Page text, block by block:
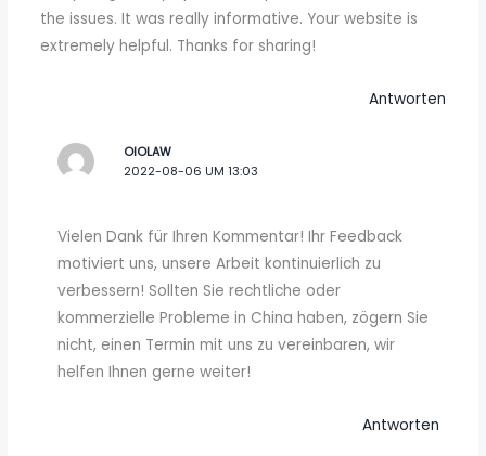
the issues. It was really informative. Your website is
extremely helpful. Thanks for sharing!
Antworten
OIOLAW
2022-08-06 UM 13:03
Vielen Dank für Ihren Kommentar! Ihr Feedback
motiviert uns, unsere Arbeit kontinuierlich zu
verbessern! Sollten Sie rechtliche oder
kommerzielle Probleme in China haben, zögern Sie
nicht, einen Termin mit uns zu vereinbaren, wir
helfen Ihnen gerne weiter!
Antworten